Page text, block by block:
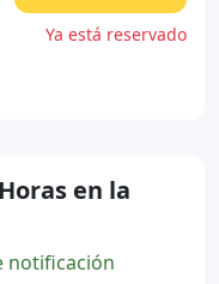
Ya está reservado
en la
notificación